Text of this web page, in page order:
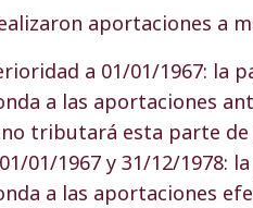
aportaciones a
a 01/01/1967: la
a las aportaciones
no tributará esta parte de
01/1967 y 31/12/1978:
a las aportaciones